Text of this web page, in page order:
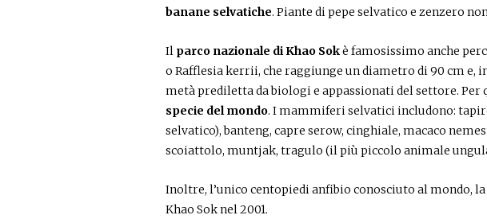
banane selvatiche. Piante di pepe selvatico e zenzero
Il parco nazionale di Khao Sokè famosissimo anche
o Rafflesia kerrii, che raggiunge un diametro di 90 cm e,
metà prediletta da biologi e appassionati del settore. Per
specie del mondo. I mammiferi selvatici includono:
selvatico), banteng, capre serow, cinghiale, macaco
scoiattolo, muntjak, tragulo (il più piccolo animale
Inoltre, l’unico centopiedi anfibio conosciuto al mondo,
Khao Sok nel 2001.